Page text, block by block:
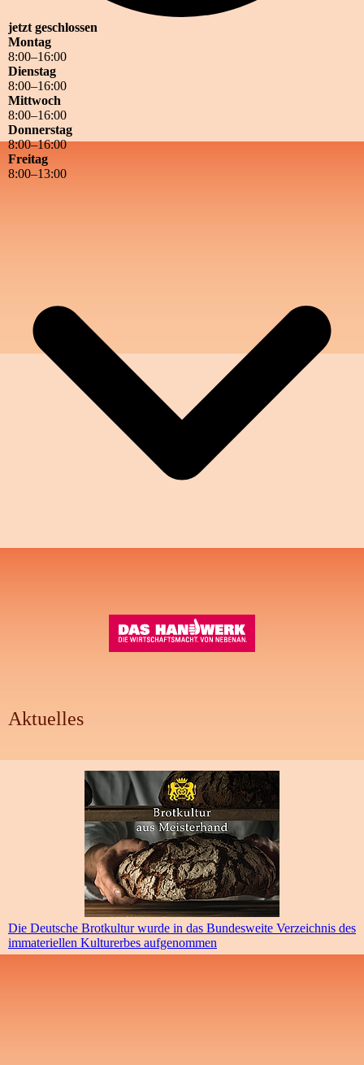
jetzt geschlossen
Montag
8:00–16:00
Dienstag
8:00–16:00
Mittwoch
8:00–16:00
Donnerstag
8:00–16:00
Freitag
8:00–13:00
Aktuelles
Die Deutsche Brotkultur wurde in das Bundesweite Verzeichnis des
immateriellen Kulturerbes aufgenommen